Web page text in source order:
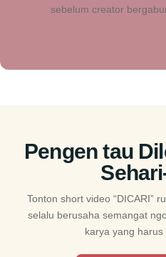
sebelum creator
Pengen tau
Tonton short video “DICARI”
selalu berusaha semangat
karya yang